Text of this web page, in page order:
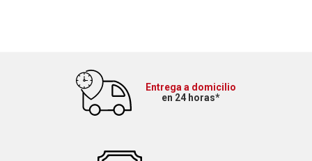
Entrega a domicilio
en 24 horas*